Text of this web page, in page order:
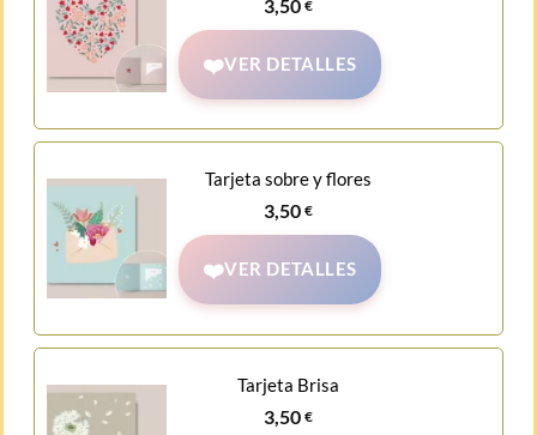
3,50€
VER DETALLES
Tarjeta sobre y flores
3,50€
VER DETALLES
Tarjeta Brisa
3,50€